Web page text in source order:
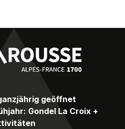
geöffnet
Gondel La Croix +